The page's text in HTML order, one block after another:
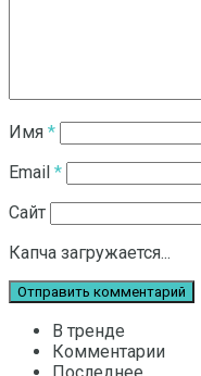
Имя *
Email *
Сайт
Капча загружается...
В тренде
Комментарии